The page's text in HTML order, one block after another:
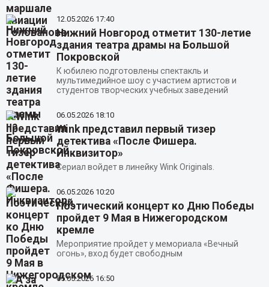
12.05.2026 17:40
Нижний Новгород отметит 130-летие
здания театра драмы на Большой
Покровской
К юбилею подготовлены спектакль и
мультимедийное шоу с участием артистов и
студентов творческих учебных заведений
06.05.2026 18:10
Wink представил первый тизер
детектива «После Фишера.
Инквизитор»
Сериал войдет в линейку Wink Originals.
06.05.2026 10:20
Поэтический концерт ко Дню Победы
пройдет 9 Мая в Нижегородском
кремле
Мероприятие пройдет у мемориала «Вечный
огонь», вход будет свободным
05.05.2026 16:50